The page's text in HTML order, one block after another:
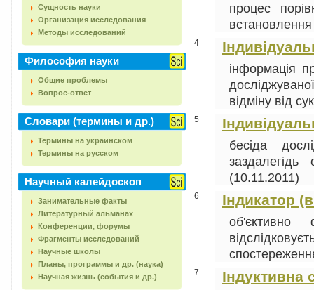
Сущность науки
Организация исследования
Методы исследований
Философия науки
Общие проблемы
Вопрос-ответ
Словари (термины и др.)
Термины на украинском
Термины на русском
Научный калейдоскоп
Занимательные факты
Литературный альманах
Конференции, форумы
Фрагменты исследований
Научные школы
Планы, программы и др. (наука)
Научная жизнь (события и др.)
процес
4
інформація
відміну від
5
бесіда
(10.11.2011)
6 Індикатор
7 Індуктивна